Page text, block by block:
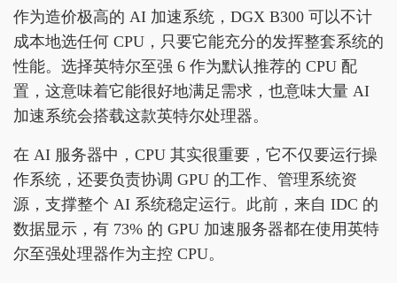
作为造价极高的 AI 加速系统，DGX B300 可以不计
成本地选任何 CPU，只要它能充分的发挥整套系统的
性能。选择英特尔至强 6 作为默认推荐的 CPU 配
置，这意味着它能很好地满足需求，也意味大量 AI
加速系统会搭载这款英特尔处理器。
在 AI 服务器中，CPU 其实很重要，它不仅要运行操
作系统，还要负责协调 GPU 的工作、管理系统资
源，支撑整个 AI 系统稳定运行。此前，来自 IDC 的
数据显示，有 73% 的 GPU 加速服务器都在使用英特
尔至强处理器作为主控 CPU。